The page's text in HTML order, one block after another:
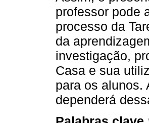
professor pode
processo da
da
investigação,
Casa e sua
para os alunos.
dependerá